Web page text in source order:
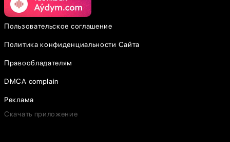
Пользовательское соглашение
Политика конфиденциальности Сайта
Правообладателям
DMCA complain
Реклама
Скачать приложение